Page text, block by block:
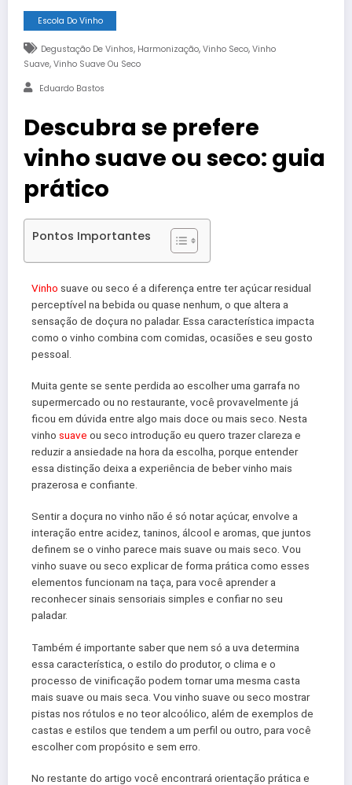
Escola Do Vinho
Degustação De Vinhos, Harmonização, Vinho Seco, Vinho
Suave, Vinho Suave Ou Seco
Eduardo Bastos
Descubra se prefere
vinho suave ou seco: guia
prático
Pontos Importantes
Vinho suave ou seco é a diferença entre ter açúcar residual
perceptível na bebida ou quase nenhum, o que altera a
sensação de doçura no paladar. Essa característica impacta
como o vinho combina com comidas, ocasiões e seu gosto
pessoal.
Muita gente se sente perdida ao escolher uma garrafa no
supermercado ou no restaurante, você provavelmente já
ficou em dúvida entre algo mais doce ou mais seco. Nesta
vinho suave ou seco introdução eu quero trazer clareza e
reduzir a ansiedade na hora da escolha, porque entender
essa distinção deixa a experiência de beber vinho mais
prazerosa e confiante.
Sentir a doçura no vinho não é só notar açúcar, envolve a
interação entre acidez, taninos, álcool e aromas, que juntos
definem se o vinho parece mais suave ou mais seco. Vou
vinho suave ou seco explicar de forma prática como esses
elementos funcionam na taça, para você aprender a
reconhecer sinais sensoriais simples e confiar no seu
paladar.
Também é importante saber que nem só a uva determina
essa característica, o estilo do produtor, o clima e o
processo de vinificação podem tornar uma mesma casta
mais suave ou mais seca. Vou vinho suave ou seco mostrar
pistas nos rótulos e no teor alcoólico, além de exemplos de
castas e estilos que tendem a um perfil ou outro, para você
escolher com propósito e sem erro.
No restante do artigo você encontrará orientação prática e